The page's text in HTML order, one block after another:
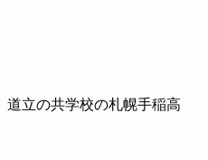
道立の共学校の札幌手稲高